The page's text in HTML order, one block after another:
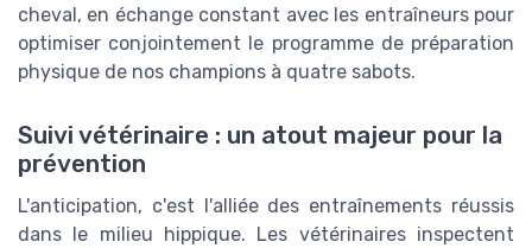
cheval, en échange constant avec les entraîneurs pour
optimiser conjointement le programme de préparation
physique de nos champions à quatre sabots.
Suivi vétérinaire : un atout majeur pour la
prévention
L'anticipation, c'est l'alliée des entraînements réussis
dans le milieu hippique. Les vétérinaires inspectent